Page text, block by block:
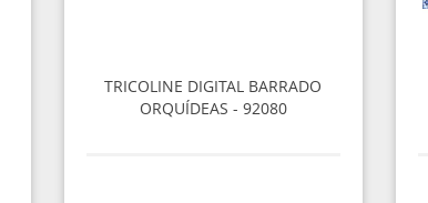
TRICOLINE DIGITAL BARRADO
ORQUÍDEAS - 92080